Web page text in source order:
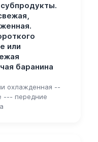
или
баранина
охлажденная --
--- передние